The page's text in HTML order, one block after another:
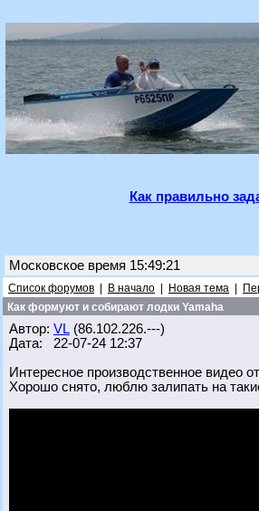
Как правильно
Московское время 15:49:21
Список форумов В начало Новая тема
Как формуют и собирают лодки Yamaha
Автор: VL (86.102.226.---)
Дата: 22-07-24 12:37
Интересное производственное видео
Хорошо снято, люблю залипать на